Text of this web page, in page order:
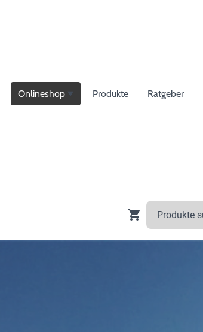
Onlineshop Produkte Ratgeber